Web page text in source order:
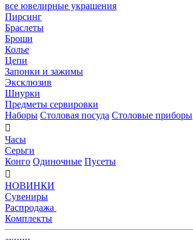
все ювелирные украшения
Пирсинг
Браслеты
Броши
Колье
Цепи
Запонки и зажимы
Эксклюзив
Шнурки
Предметы сервировки
Наборы Столовая посуда Столовые приборы

Часы
Серьги
Конго Одиночные Пусеты

НОВИНКИ
Сувениры
Распродажа
Комплекты